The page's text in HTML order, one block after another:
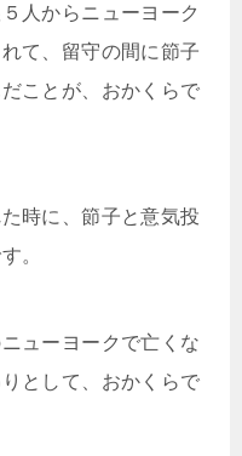
人からニューヨーク
て、留守の間に節子
ことが、おかくらで
時に、節子と意気投
。
ューヨークで亡くな
として、おかくらで